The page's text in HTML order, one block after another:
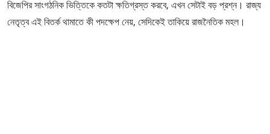
বিজেপির সাংগঠনিক ভিত্তিকে কতটা ক্ষতিগ্রস্ত করবে, এখন সেটাই বড় প্রশ্ন। রাজ্য
নেতৃত্ব এই বিতর্ক থামাতে কী পদক্ষেপ নেয়, সেদিকেই তাকিয়ে রাজনৈতিক মহল।